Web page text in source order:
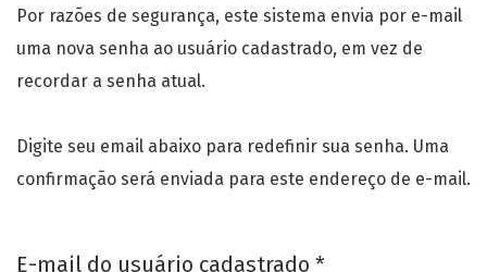
Por razões de segurança, este sistema envia por e-mail
uma nova senha ao usuário cadastrado, em vez de
recordar a senha atual.
Digite seu email abaixo para redefinir sua senha. Uma
confirmação será enviada para este endereço de e-mail.
E-mail do usuário cadastrado *Obrigatório